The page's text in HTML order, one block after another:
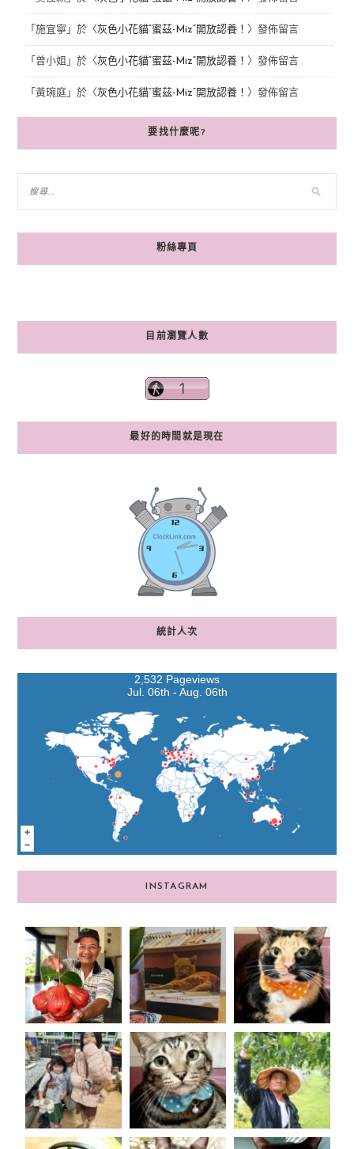
「 施宜寧 」於〈灰色小花貓“蜜茲-Miz”開放認養！ 〉發佈留言
「 曾小姐 」於〈灰色小花貓“蜜茲-Miz”開放認養！ 〉發佈留言
「 黃琬庭」於〈灰色小花貓“蜜茲-Miz”開放認養！ 〉發佈留言
要找什麼呢?
粉絲專頁
目前瀏覽人數
最好的時間就是現在
統計人次
2,532 Pageviews
Jul. 06th - Aug. 06th
INSTAGRAM